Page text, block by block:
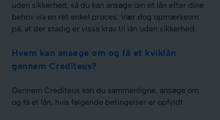
uden sikkerhed, så du kan ansøge om et lån efter dine
behov via en ret enkel proces. Vær dog opmærksom
på, at der stadig er visse krav til lån uden sikkerhed.
Hvem kan ansøge om og få et kviklån
gennem Crediteus?
Gennem Crediteus kan du sammenligne, ansøge om
og få et lån, hvis følgende betingelser er opfyldt: